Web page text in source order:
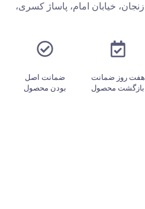
زنجان، خیابان امام، پاساژ کسری،
هفت روز ضمانت
بازگشت محصول
ضمانت اصل
بودن محصول